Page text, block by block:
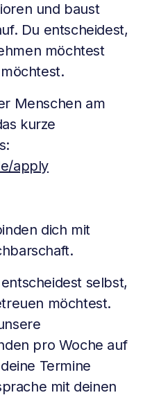
und baust
Du entscheidest,
möchtest
Menschen am
kurze
apply
dich mit
selbst,
möchtest.
pro Woche auf
Termine
mit deinen